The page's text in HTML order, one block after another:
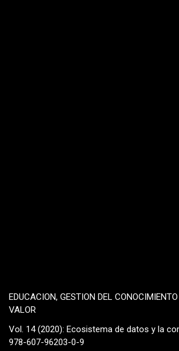
EDUCACION, GESTION DEL
VALOR
Vol. 14 (2020): Ecosistema de datos y la
978-607-96203-0-9